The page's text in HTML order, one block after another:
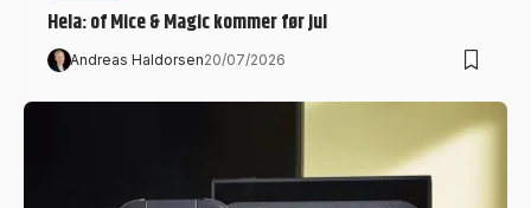
Hela: of Mice & Magic kommer før jul
Andreas Haldorsen20/07/2026